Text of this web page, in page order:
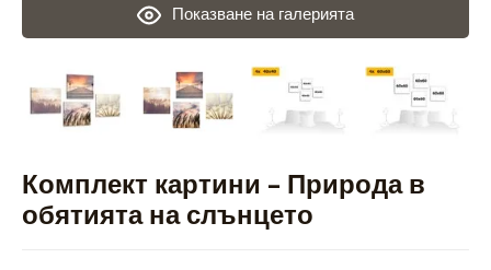
Комплект картини – Природа в
обятията на слънцето
Показване на галерията